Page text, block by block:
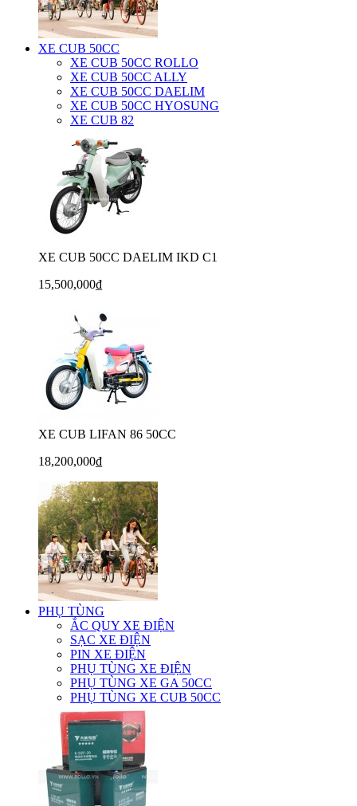
XE CUB 50CC
XE CUB 50CC ROLLO
XE CUB 50CC ALLY
XE CUB 50CC DAELIM
XE CUB 50CC HYOSUNG
XE CUB 82
XE CUB 50CC DAELIM IKD C1
15,500,000₫
XE CUB LIFAN 86 50CC
18,200,000₫
PHỤ TÙNG
ẮC QUY XE ĐIỆN
SẠC XE ĐIỆN
PIN XE ĐIỆN
PHỤ TÙNG XE ĐIỆN
PHỤ TÙNG XE GA 50CC
PHỤ TÙNG XE CUB 50CC